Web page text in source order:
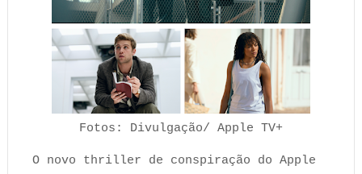
Fotos: Divulgação/ Apple TV+
O novo thriller de conspiração do Apple